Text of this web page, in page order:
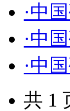
·中
·中
·中
共 1